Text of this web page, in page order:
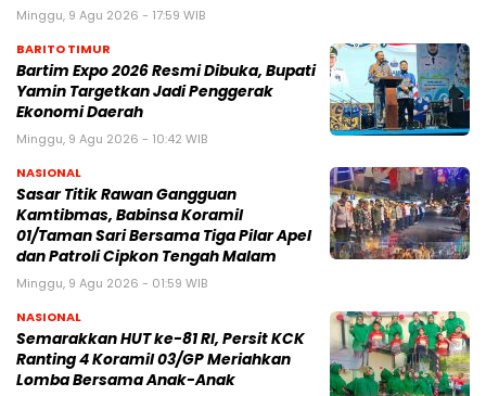
Minggu, 9 Agu 2026 - 17:59 WIB
BARITO TIMUR
Bartim Expo 2026 Resmi Dibuka, Bupati
Yamin Targetkan Jadi Penggerak
Ekonomi Daerah
Minggu, 9 Agu 2026 - 10:42 WIB
NASIONAL
Sasar Titik Rawan Gangguan
Kamtibmas, Babinsa Koramil
01/Taman Sari Bersama Tiga Pilar Apel
dan Patroli Cipkon Tengah Malam
Minggu, 9 Agu 2026 - 01:59 WIB
NASIONAL
Semarakkan HUT ke-81 RI, Persit KCK
Ranting 4 Koramil 03/GP Meriahkan
Lomba Bersama Anak-Anak